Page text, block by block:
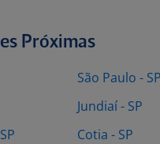
Próximas
São Paulo - SP
Jundiaí - SP
Cotia - SP